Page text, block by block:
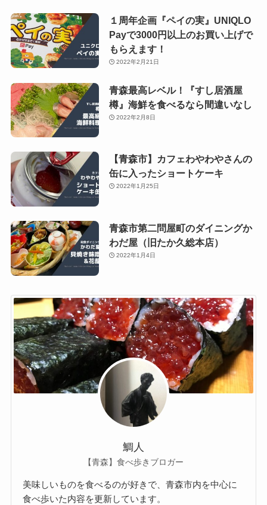
１周年企画『ペイの実』UNIQLO
Payで3000円以上のお買い上げで
もらえます！
2022年2月21日
青森最高レベル！『すし居酒屋
樽』海鮮を食べるなら間違いなし
2022年2月8日
【青森市】カフェわやわやさんの
缶に入ったショートケーキ
2022年1月25日
青森市第二問屋町のダイニングか
わだ屋（旧たか久総本店）
2022年1月4日
鯛人
【青森】食べ歩きブロガー
美味しいものを食べるのが好きで、青森市内を中心に
食べ歩いた内容を更新しています。